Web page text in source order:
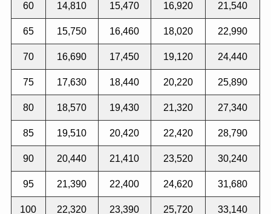
60 14,810 15,470 16,920 21,540
65 15,750 16,460 18,020 22,990
70 16,690 17,450 19,120 24,440
75 17,630 18,440 20,220 25,890
80 18,570 19,430 21,320 27,340
85 19,510 20,420 22,420 28,790
90 20,440 21,410 23,520 30,240
95 21,390 22,400 24,620 31,680
100 22,320 23,390 25,720 33,140